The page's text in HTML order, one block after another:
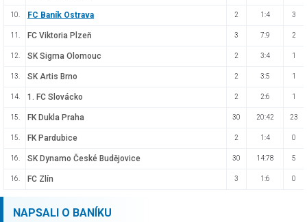
10. FC Baník Ostrava 2 1:4 3
11. FC Viktoria Plzeň 3 7:9 2
12. SK Sigma Olomouc 2 3:4 1
13. SK Artis Brno 2 3:5 1
14. 1. FC Slovácko 2 2:6 1
15. FK Dukla Praha 30 20:42 23
15. FK Pardubice 2 1:4 0
16. SK Dynamo České Budějovice 30 14:78 5
16. FC Zlín 3 1:6 0
NAPSALI O BANÍKU